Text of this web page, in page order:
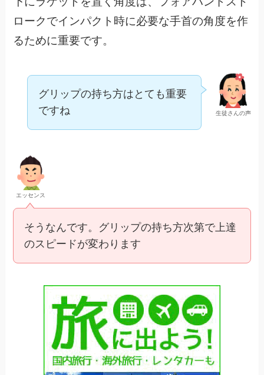
ロークでインパクト時に必要な手首の角度を作
るために重要です。
生徒さんの声
グリップの持ち方はとても重要
ですね
エッセンス
そうなんです。グリップの持ち方次第で上達
のスピードが変わります